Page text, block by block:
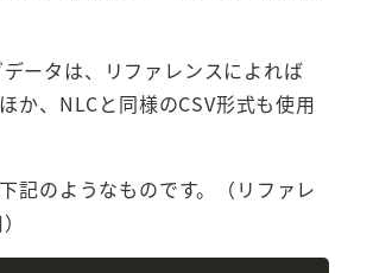
データは、リファレンスによれば
か、NLCと同様のCSV形式も使用
記のようなものです。（リファレ